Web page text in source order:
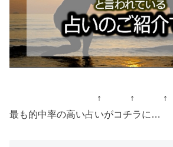
↑ ↑ ↑
最も的中率の高い占いがコチラに…